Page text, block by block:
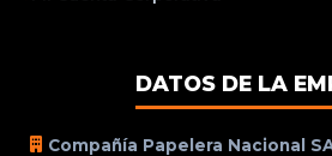
DATOS DE LA
Compañía Papelera Nacional